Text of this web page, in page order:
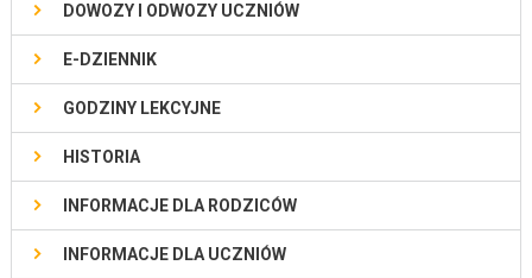
DOWOZY I ODWOZY UCZNIÓW
E-DZIENNIK
GODZINY LEKCYJNE
HISTORIA
INFORMACJE DLA RODZICÓW
INFORMACJE DLA UCZNIÓW